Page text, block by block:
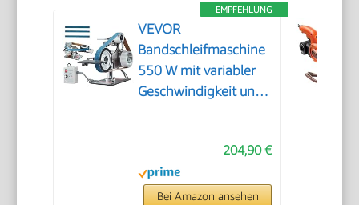
EMPFEHLUNG
VEVOR
Bandschleifmaschine
550 W mit variabler
Geschwindigkeit und
und Schleifmaschine
mit 2 Schleifformen
und 3 Schleifbändern
204,90 €
Bei Amazon ansehen